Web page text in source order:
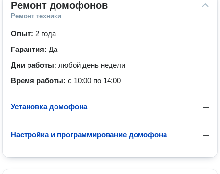
Ремонт домофонов
Ремонт техники
Опыт: 2 года
Гарантия: Да
Дни работы: любой день недели
Время работы: с 10:00 по 14:00
—
Установка домофона
—
Настройка и программирование домофона